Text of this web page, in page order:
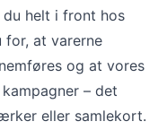
du helt i front hos
for, at varerne
og at vores
– det
eller samlekort.